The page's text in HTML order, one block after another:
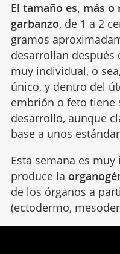
El tamaño es, más
garbanzo, de 1 a 2
gramos
desarrollan después
muy individual, o
único, y dentro del
embrión o feto tiene
desarrollo, aunque
base a unos
Esta semana es
produce la
de los órganos a
(ectodermo,